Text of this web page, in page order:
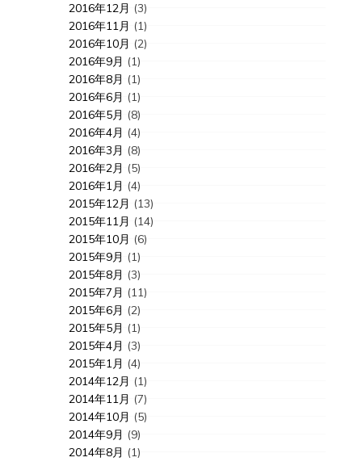
2016年12月 (3)
2016年11月 (1)
2016年10月 (2)
2016年9月 (1)
2016年8月 (1)
2016年6月 (1)
2016年5月 (8)
2016年4月 (4)
2016年3月 (8)
2016年2月 (5)
2016年1月 (4)
2015年12月 (13)
2015年11月 (14)
2015年10月 (6)
2015年9月 (1)
2015年8月 (3)
2015年7月 (11)
2015年6月 (2)
2015年5月 (1)
2015年4月 (3)
2015年1月 (4)
2014年12月 (1)
2014年11月 (7)
2014年10月 (5)
2014年9月 (9)
2014年8月 (1)